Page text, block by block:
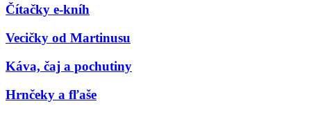
Čítačky e-kníh
Vecičky od Martinusu
Káva, čaj a pochutiny
Hrnčeky a fľaše